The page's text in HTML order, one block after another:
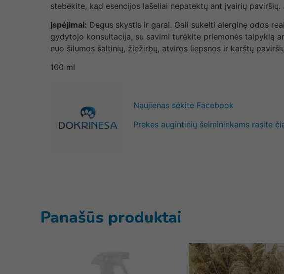
stebėkite, kad esencijos lašeliai nepatektų ant įvairių
Įspėjimai: Degus skystis ir garai. Gali sukelti alerginę odos
gydytojo konsultacija, su savimi turėkite priemonės talpyklą
nuo šilumos šaltinių, žiežirbų, atviros liepsnos ir karštų
100 ml
Naujienas sekite Facebook
Prekes augintinių šeimininkams rasite
Panašūs produktai